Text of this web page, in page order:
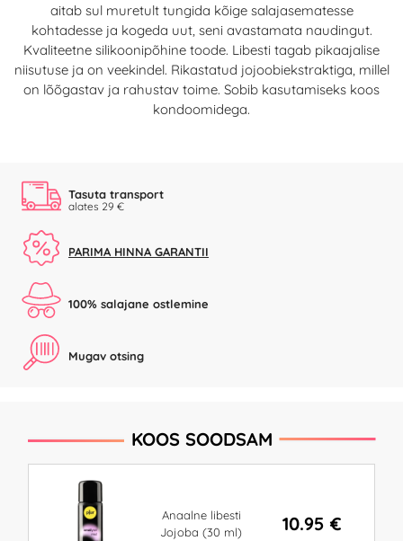
aitab sul muretult tungida kõige salajasematesse
kohtadesse ja kogeda uut, seni avastamata naudingut.
Kvaliteetne silikoonipõhine toode. Libesti tagab pikaajalise
niisutuse ja on veekindel. Rikastatud jojoobiekstraktiga, millel
on lõõgastav ja rahustav toime. Sobib kasutamiseks koos
kondoomidega.
Tasuta transport
alates 29 €
PARIMA HINNA GARANTII
100% salajane ostlemine
Mugav otsing
KOOS SOODSAM
Anaalne libesti
Jojoba (30 ml)
10.95 €